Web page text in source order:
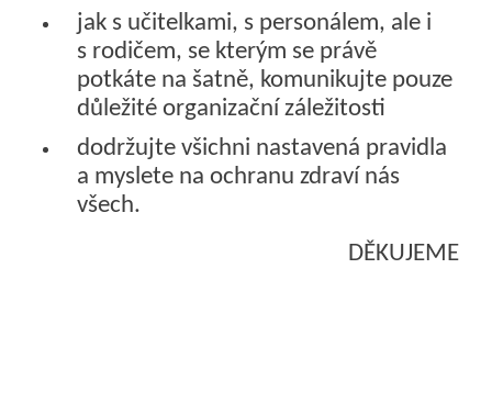
jak s učitelkami, s personálem, ale i
s rodičem, se kterým se právě
potkáte na šatně, komunikujte pouze
důležité organizační záležitosti
dodržujte všichni nastavená pravidla
a myslete na ochranu zdraví nás
všech.
DĚKUJEME